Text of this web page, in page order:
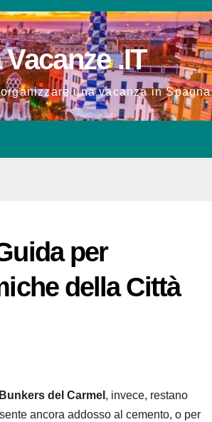
.IT
una vacanza in Spagna
per
della Città
Bunkers del Carmel , invece, restano
ancora addosso al cemento, o per